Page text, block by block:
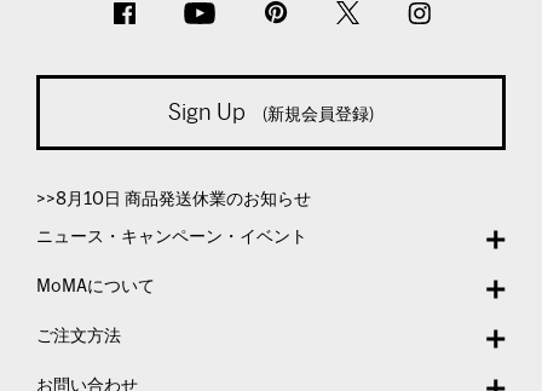
Sign Up (新規会員登録)
>>8月10日 商品発送休業のお知らせ
ニュース・キャンペーン・イベント
MoMAについて
ご注文方法
お問い合わせ